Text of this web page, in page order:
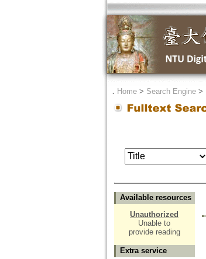
． Home> Search Engine>
Available resources
Unauthorized
Unable to
provide reading
Extra service